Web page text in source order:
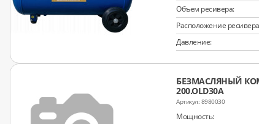
Объем ресивера:
Расположение
Давление:
БЕЗМАСЛЯНЫЙ
200.OLD30A
8980030
Мощность: